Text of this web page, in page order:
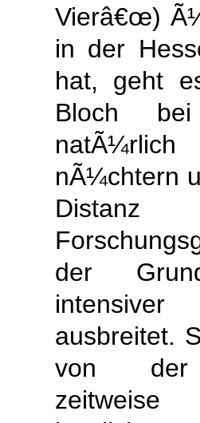
Vierâ€œ)
in der
hat, geht
Bloch
nÃ¼chtern
der
ausbreitet.
von der
zeitweise